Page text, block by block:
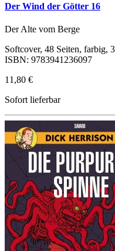
Der Wind der Götter 16
Der Alte vom Berge
Softcover, 48 Seiten, farbig,
ISBN: 9783941236097
11,80 €
Sofort lieferbar